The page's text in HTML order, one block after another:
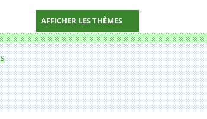
AFFICHER LES THÈMES